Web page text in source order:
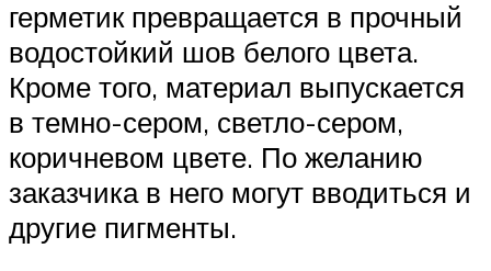
герметик превращается в прочный
водостойкий шов белого цвета.
Кроме того, материал выпускается
в темно-сером, светло-сером,
коричневом цвете. По желанию
заказчика в него могут вводиться и
другие пигменты.